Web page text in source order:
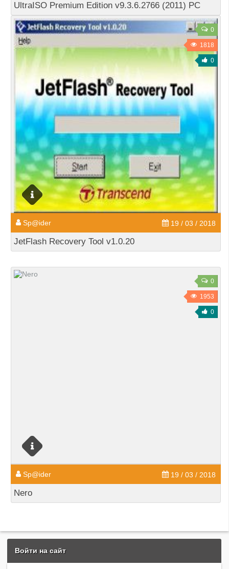
UltraISO Premium Edition v9.3.6.2766 (2011) PC
0
1818
0
Sp@ider 19 / 03 / 2018
JetFlash Recovery Tool v1.0.20
0
1953
0
Sp@ider 19 / 03 / 2018
Nero
Войти на сайт